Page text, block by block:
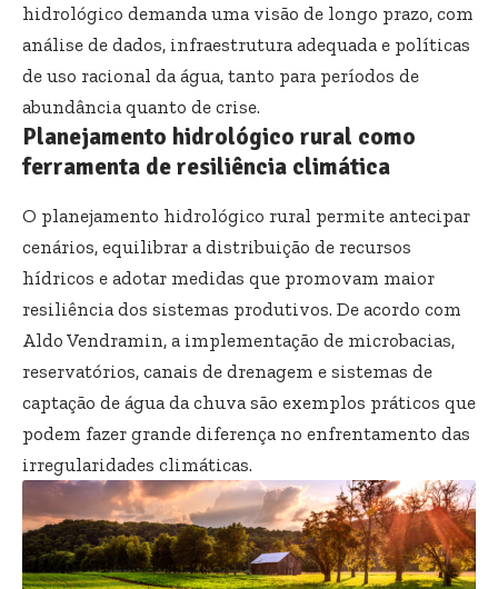
hidrológico demanda uma visão de longo prazo, com
análise de dados, infraestrutura adequada e políticas
de uso racional da água, tanto para períodos de
abundância quanto de crise.
Planejamento hidrológico rural como
ferramenta de resiliência climática
O planejamento hidrológico rural permite antecipar
cenários, equilibrar a distribuição de recursos
hídricos e adotar medidas que promovam maior
resiliência dos sistemas produtivos. De acordo com
Aldo Vendramin, a implementação de microbacias,
reservatórios, canais de drenagem e sistemas de
captação de água da chuva são exemplos práticos que
podem fazer grande diferença no enfrentamento das
irregularidades climáticas.